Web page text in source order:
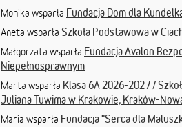
Monika wsparła Fundacja Dom dla
Aneta wsparła Szkoła Podstawowa w
Małgorzata wsparła Fundacja Avalon
Niepełnosprawnym
Marta wsparła Klasa 6A 2026-2027 /
Juliana Tuwima w Krakowie, Kraków-
Maria wsparła Fundacja "Serca dla